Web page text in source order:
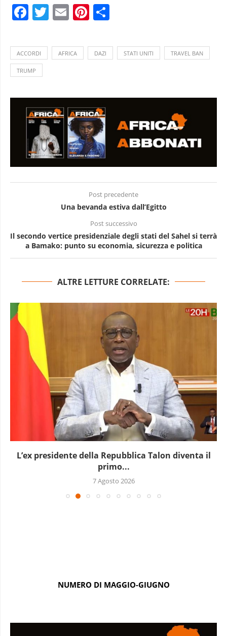
Facebook
Twitter
EmailPinterest
ACCORDI AFRICA DAZI STATI UNITI TRAVEL BAN
TRUMP
Post precedente
Una bevanda estiva dall’Egitto
Post successivo
Il secondo vertice presidenziale degli stati del Sahel si terrà
a Bamako: punto su economia, sicurezza e politica
ALTRE LETTURE CORRELATE:
L’ex presidente della Repubblica Talon diventa il
primo...
7 Agosto 2026
NUMERO DI MAGGIO-GIUGNO